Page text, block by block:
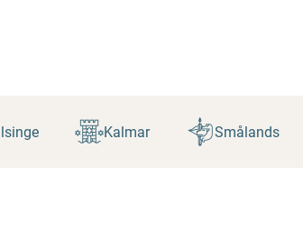
Kalmar Smålands